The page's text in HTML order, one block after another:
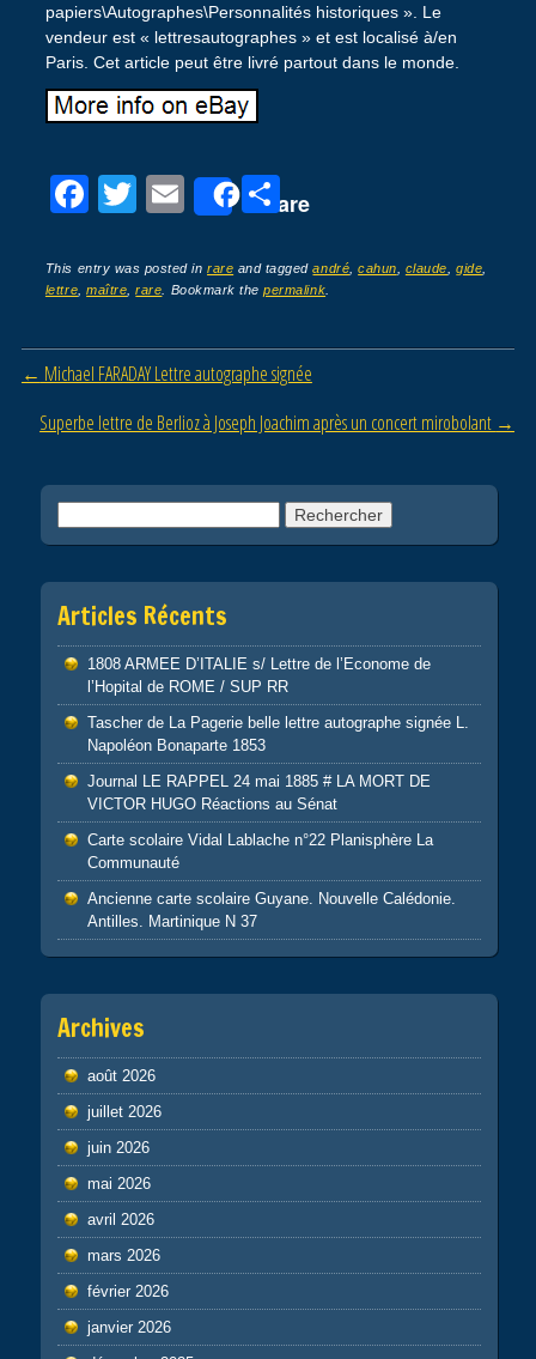
papiers\Autographes\Personnalités historiques ». Le
vendeur est « lettresautographes » et est localisé à/en
Paris. Cet article peut être livré partout dans le monde.
F
c
e
b
o
o
T
tt
er
E
ail
Share
P
ta
g
er
This entry was posted inrare and taggedandré ,cahun claude ,gide
lettre ,maître ,rare . Bookmark thepermalink
Post navigation
← Michael FARADAY Lettre autographe signée
Superbe lettre de Berlioz à Joseph Joachim après un concert mirobolant →
Articles Récents
1808 ARMEE D’ITALIE s/ Lettre de l’Econome de
l’Hopital de ROME / SUP RR
Tascher de La Pagerie belle lettre autographe signée L.
Napoléon Bonaparte 1853
Journal LE RAPPEL 24 mai 1885 # LA MORT DE
VICTOR HUGO Réactions au Sénat
Carte scolaire Vidal Lablache n°22 Planisphère La
Communauté
Ancienne carte scolaire Guyane. Nouvelle Calédonie.
Antilles. Martinique N 37
Archives
août 2026
juillet 2026
juin 2026
mai 2026
avril 2026
mars 2026
février 2026
janvier 2026